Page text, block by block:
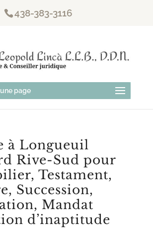
438-383-3116
page
à Longueuil
Rive-Sud pour
Testament,
Succession,
Mandat
d’inaptitude